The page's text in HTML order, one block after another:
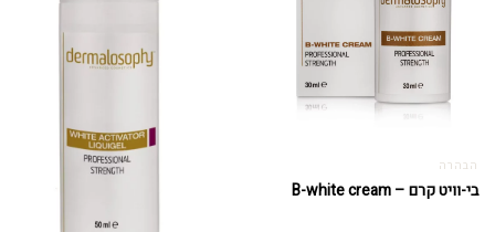
הבהרה
בי-וויט קרם – B-white cream